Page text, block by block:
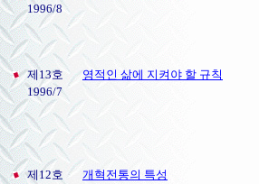
1996/8
제13호
1996/7
영적인 삶에 지켜야 할 규칙
제12호
개혁전통의 특성